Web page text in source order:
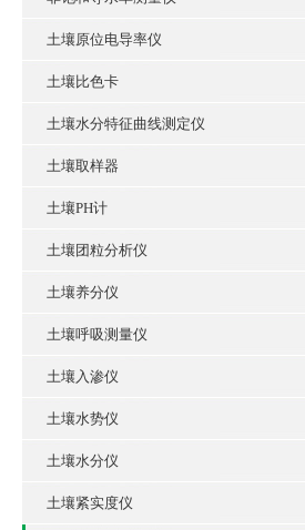
土壤原位电导率仪
土壤比色卡
土壤水分特征曲线测定仪
土壤取样器
土壤PH计
土壤团粒分析仪
土壤养分仪
土壤呼吸测量仪
土壤入渗仪
土壤水势仪
土壤水分仪
土壤紧实度仪